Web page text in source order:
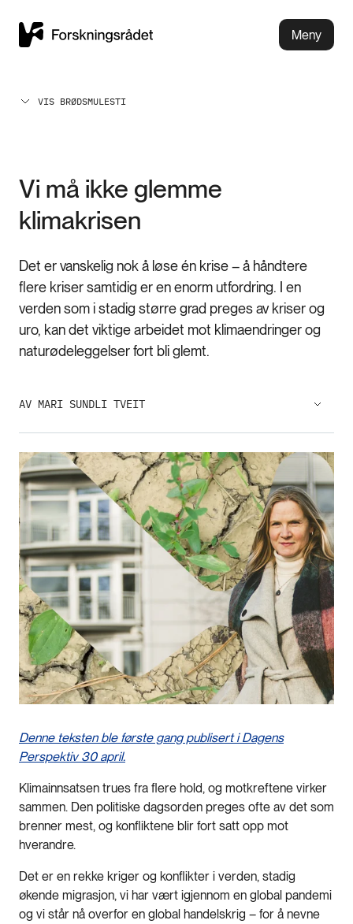
Meny
VIS BRØDSMULESTI
Vi må ikke glemme
klimakrisen
Det er vanskelig nok å løse én krise – å håndtere
flere kriser samtidig er en enorm utfordring. I en
verden som i stadig større grad preges av kriser og
uro, kan det viktige arbeidet mot klimaendringer og
naturødeleggelser fort bli glemt.
AV MARI SUNDLI TVEIT
Denne teksten ble første gang publisert i Dagens
Perspektiv 30 april.
Klimainnsatsen trues fra flere hold, og motkreftene virker
sammen. Den politiske dagsorden preges ofte av det som
brenner mest, og konfliktene blir fort satt opp mot
hverandre.
Det er en rekke kriger og konflikter i verden, stadig
økende migrasjon, vi har vært igjennom en global pandemi
og vi står nå overfor en global handelskrig – for å nevne